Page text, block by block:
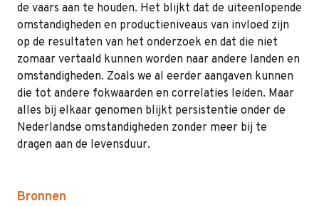
de vaars aan te houden. Het blijkt dat de uiteenlopende
omstandigheden en productieniveaus van invloed zijn
op de resultaten van het onderzoek en dat die niet
zomaar vertaald kunnen worden naar andere landen en
omstandigheden. Zoals we al eerder aangaven kunnen
die tot andere fokwaarden en correlaties leiden. Maar
alles bij elkaar genomen blijkt persistentie onder de
Nederlandse omstandigheden zonder meer bij te
dragen aan de levensduur.
Bronnen